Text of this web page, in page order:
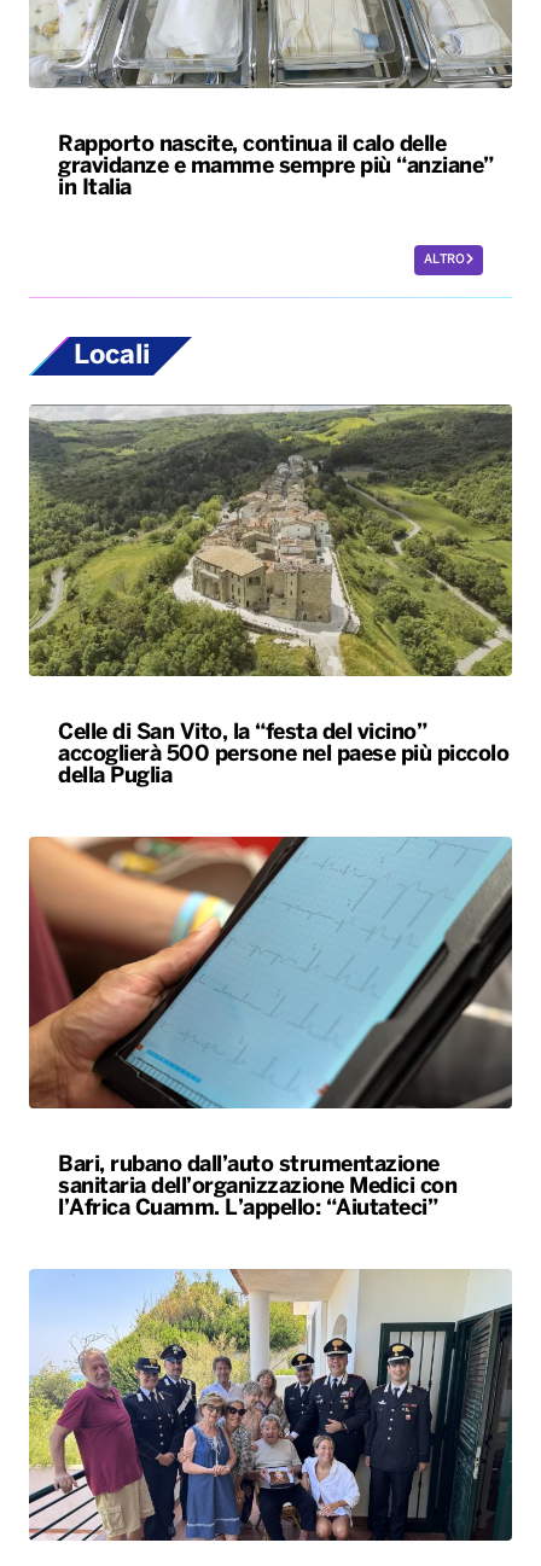
Rapporto nascite, continua il calo delle
gravidanze e mamme sempre più “anziane”
in Italia
ALTRO
Locali
Celle di San Vito, la “festa del vicino”
accoglierà 500 persone nel paese più piccolo
della Puglia
Bari, rubano dall’auto strumentazione
sanitaria dell’organizzazione Medici con
l’Africa Cuamm. L’appello: “Aiutateci”